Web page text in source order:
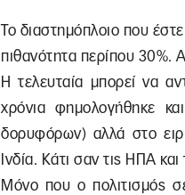
Το διαστημόπλοιο που
πιθανότητα περίπου 30%.
Η τελευταία μπορεί να
χρόνια φημολογήθηκε
δορυφόρων) αλλά στο
Ινδία. Κάτι σαν τις ΗΠΑ
Μόνο που ο πολιτισμός